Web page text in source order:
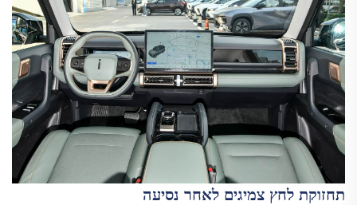
תחזוקת לחץ צמיגים לאחר נסיעה